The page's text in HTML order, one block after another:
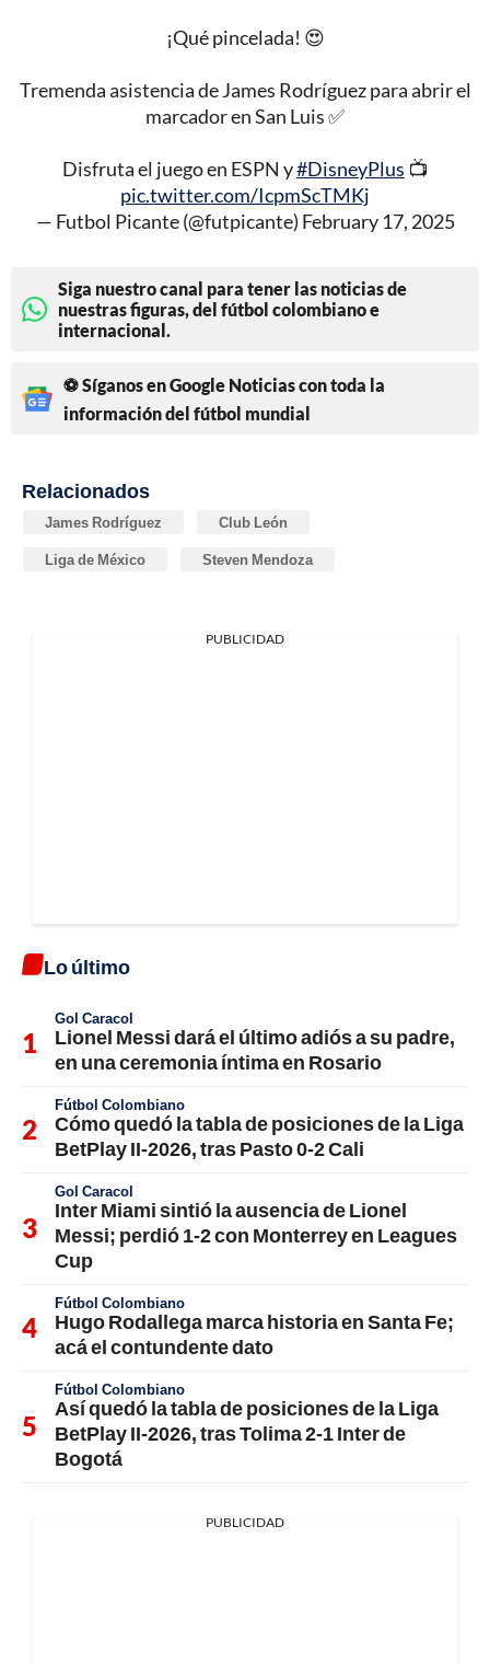
¡Qué pincelada! 😍
Tremenda asistencia de James Rodríguez para abrir el
marcador en San Luis ✅
Disfruta el juego en ESPN y#DisneyPlus 📺
pic.twitter.com/IcpmScTMKj
— Futbol Picante (@futpicante) February 17, 2025
Siga nuestro canal para tener las noticias de
nuestras figuras, del fútbol colombiano e
internacional.
⚽ Síganos en Google Noticias con toda la
información del fútbol mundial
Relacionados
James Rodríguez Club León
Liga de México Steven Mendoza
PUBLICIDAD
Lo último
Gol Caracol
Lionel Messi dará el último adiós a su padre,
en una ceremonia íntima en Rosario
Fútbol Colombiano
Cómo quedó la tabla de posiciones de la Liga
BetPlay II-2026, tras Pasto 0-2 Cali
Gol Caracol
Inter Miami sintió la ausencia de Lionel
Messi; perdió 1-2 con Monterrey en Leagues
Cup
Fútbol Colombiano
Hugo Rodallega marca historia en Santa Fe;
acá el contundente dato
Fútbol Colombiano
Así quedó la tabla de posiciones de la Liga
BetPlay II-2026, tras Tolima 2-1 Inter de
Bogotá
PUBLICIDAD